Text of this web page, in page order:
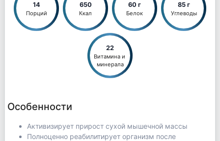
14
Порций
650
Ккал
60 г
Белок
85 г
Углеводы
22
Витамина и
минерала
Особенности
Активизирует прирост сухой мышечной массы
Полноценно реабилитирует организм после